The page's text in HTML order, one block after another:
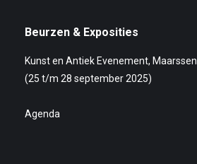
Beurzen & Exposities
Kunst en Antiek Evenement, Maarssen
(25 t/m 28 september 2025)
Agenda